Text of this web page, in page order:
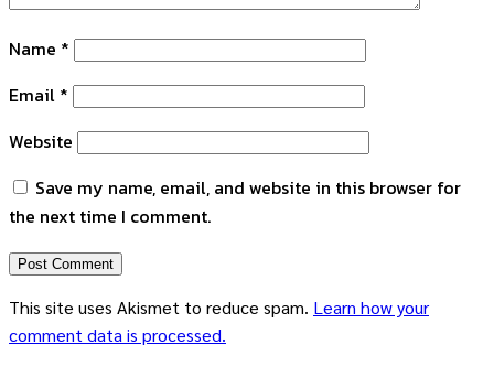
Name *
Email *
Website
Save my name, email, and website in this browser for
the next time I comment.
This site uses Akismet to reduce spam. Learn how your
comment data is processed.